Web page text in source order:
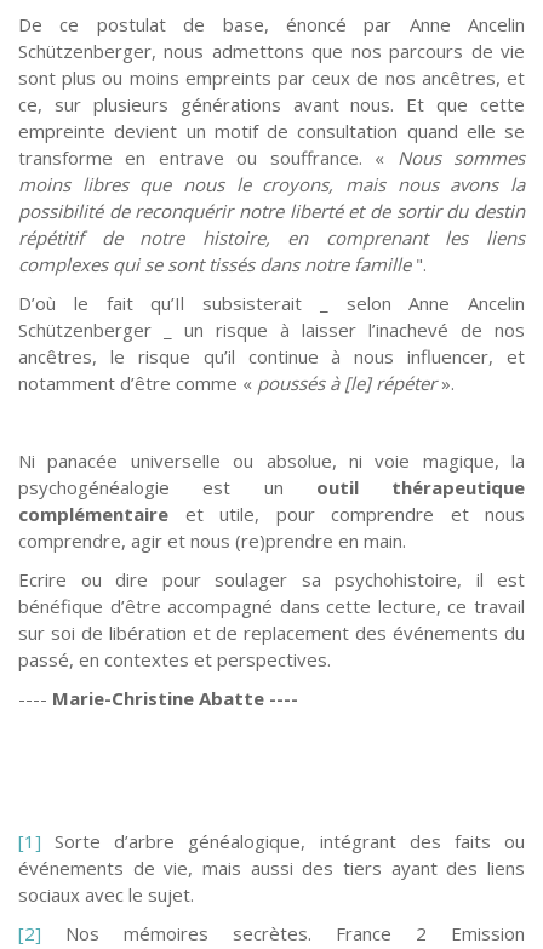
De ce postulat de base, énoncé par Anne Ancelin
Schützenberger, nous admettons que nos parcours de vie
sont plus ou moins empreints par ceux de nos ancêtres, et
ce, sur plusieurs générations avant nous. Et que cette
empreinte devient un motif de consultation quand elle se
transforme en entrave ou souffrance. « Nous sommes
moins libres que nous le croyons, mais nous avons la
possibilité de reconquérir notre liberté et de sortir du destin
répétitif de notre histoire, en comprenant les liens
complexes qui se sont tissés dans notre famille".
D’où le fait qu’Il subsisterait _ selon Anne Ancelin
Schützenberger _ un risque à laisser l’inachevé de nos
ancêtres, le risque qu’il continue à nous influencer, et
notamment d’être comme « poussés à [le] répéter».
Ni panacée universelle ou absolue, ni voie magique, la
psychogénéalogie est un outil thérapeutique
complémentaire et utile, pour comprendre et nous
comprendre, agir et nous (re)prendre en main.
Ecrire ou dire pour soulager sa psychohistoire, il est
bénéfique d’être accompagné dans cette lecture, ce travail
sur soi de libération et de replacement des événements du
passé, en contextes et perspectives.
---- Marie-Christine Abatte ----
[1] Sorte d’arbre généalogique, intégrant des faits ou
événements de vie, mais aussi des tiers ayant des liens
sociaux avec le sujet.
[2] Nos mémoires secrètes. France 2 Emission